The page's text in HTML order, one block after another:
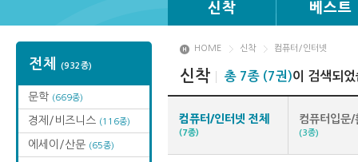
신착 베스트
전체 (932종)
문학 (669종)
경제/비즈니스 (116종)
에세이/산문 (65종)
HOME 신착 컴퓨터/인터넷
신착 총 7종 (7권)이 검색되
컴퓨터/인터넷 전체
(7종)
컴퓨터입문/
(3종)